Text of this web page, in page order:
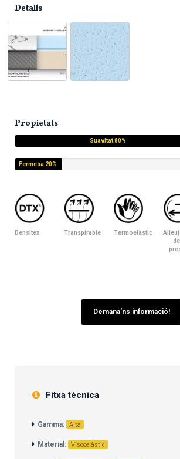
Detalls
Propietats
Suavitat 80%
Fermesa 20%
Densitex Transpirable Termoelàstic
Demana'ns informació!
Fitxa tècnica
Gamma: Alta
Material: Viscoelàstic